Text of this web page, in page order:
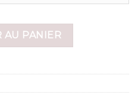
femme
AU PANIER